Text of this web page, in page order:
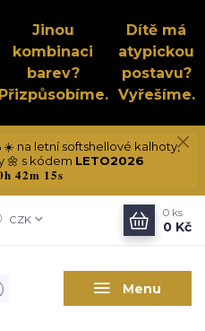
Jinou
kombinaci
barev?
Přizpůsobíme.
Dítě má
atypickou
postavu?
Vyřešíme.
☀️ na letní softshellové kalhoty,
🌼 s kódem LETO2026
42m 14s
Menu
CZK
0 ks
0 Kč